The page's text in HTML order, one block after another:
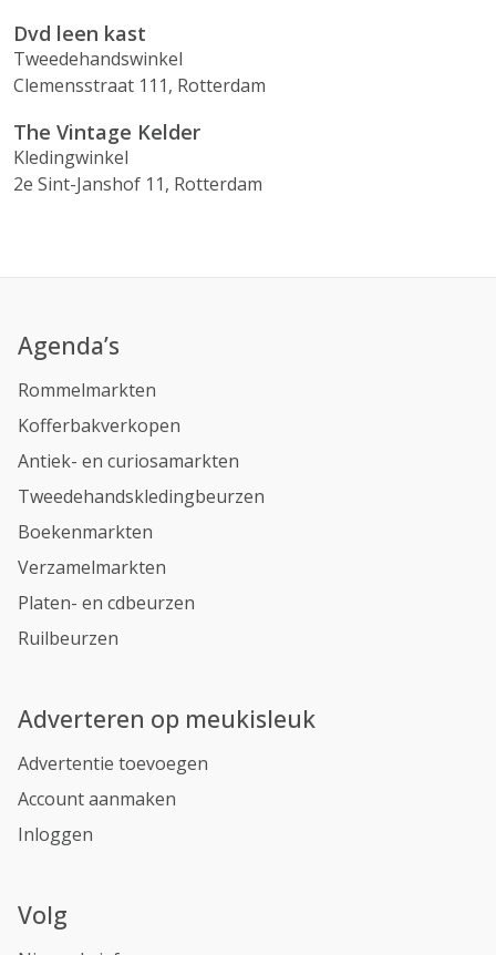
Dvd leen kast
Tweedehandswinkel
Clemensstraat 111, Rotterdam
The Vintage Kelder
Kledingwinkel
2e Sint-Janshof 11, Rotterdam
Agenda’s
Rommelmarkten
Kofferbakverkopen
Antiek- en curiosamarkten
Tweedehandskledingbeurzen
Boekenmarkten
Verzamelmarkten
Platen- en cdbeurzen
Ruilbeurzen
Adverteren op meukisleuk
Advertentie toevoegen
Account aanmaken
Inloggen
Volg